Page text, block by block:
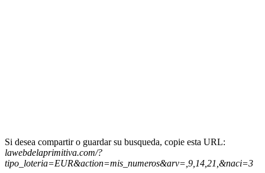
Si desea compartir o guardar su busqueda, copie esta URL:
lawebdelaprimitiva.com/?
tipo_loteria=EUR&action=mis_numeros&arv=,9,14,21,&naci=3